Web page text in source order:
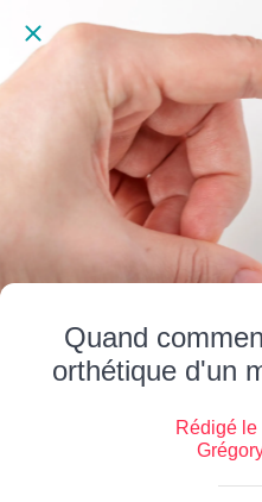
Quand
orthétique d'un
Rédigé le